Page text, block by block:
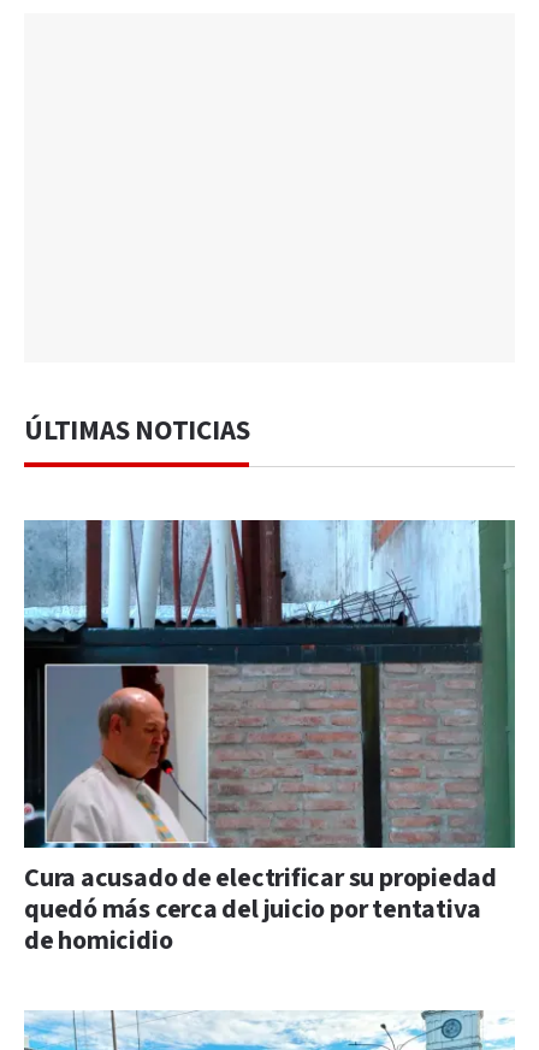
ÚLTIMAS NOTICIAS
Cura acusado de electrificar su propiedad
quedó más cerca del juicio por tentativa
de homicidio